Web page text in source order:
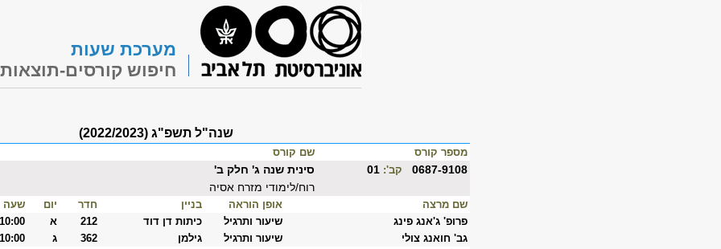
מערכת שעות
חיפוש קורסים-תוצאות
שנה"ל תשפ"ג (2022/2023)
מספר קורס שם קורס
0687-9108 קב':
סינית שנה ג' חלק ב'
רוח/לימודי מזרח אסיה
שם מרצה אופן הוראה בניין חדר יום שעה
פרופ' ג'אנג פינג
שיעור ותרגיל כיתות דן דוד 212 א
גב' חואנג צולי
שיעור ותרגיל גילמן 362 ג